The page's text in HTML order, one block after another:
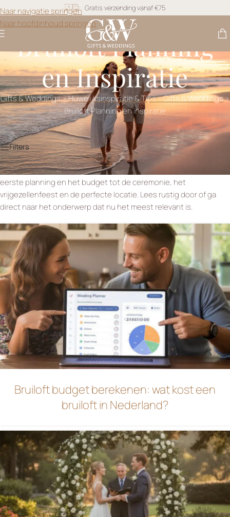
Naar navigatie springen
Naar hoofdinhoud springen
Gratis verzending vanaf €75
Snel geleverd
Gratis personalisatie
Bruiloft Planning
en Inspiratie
Gifts & Weddings>Huwelijksinspiratie & Tips – Gifts & Weddings>
Bruiloft Planning en Inspiratie
Jullie bruiloft plannen jullie het liefst op jullie eigen manier. In deze
gids vinden jullie praktische tips over alles wat komt kijken: van de
eerste planning en het budget tot de ceremonie, het
vrijgezellenfeest en de perfecte locatie. Lees rustig door of ga
direct naar het onderwerp dat nu het meest relevant is.
Bruiloft budget berekenen: wat kost een
bruiloft in Nederland?